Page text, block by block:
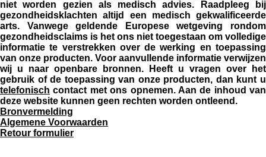
niet worden gezien als medisch advies. Raadpleeg bij
gezondheidsklachten altijd een medisch gekwalificeerde
arts. Vanwege geldende Europese wetgeving rondom
gezondheidsclaims is het ons niet toegestaan om volledige
informatie te verstrekken over de werking en toepassing
van onze producten. Voor aanvullende informatie verwijzen
wij u naar openbare bronnen. Heeft u vragen over het
gebruik of de toepassing van onze producten, dan kunt u
telefonisch contact met ons opnemen. Aan de inhoud van
deze website kunnen geen rechten worden ontleend.
Bronvermelding
Algemene Voorwaarden
Retour formulier